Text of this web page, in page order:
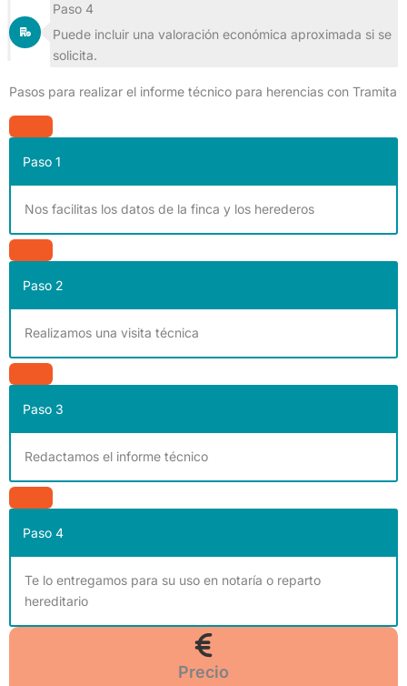
Paso 4
Puede incluir una valoración económica aproximada si se
solicita.
Pasos para realizar el informe técnico para herencias con Tramita
Paso 1
Nos facilitas los datos de la finca y los herederos
Paso 2
Realizamos una visita técnica
Paso 3
Redactamos el informe técnico
Paso 4
Te lo entregamos para su uso en notaría o reparto
hereditario
Precio